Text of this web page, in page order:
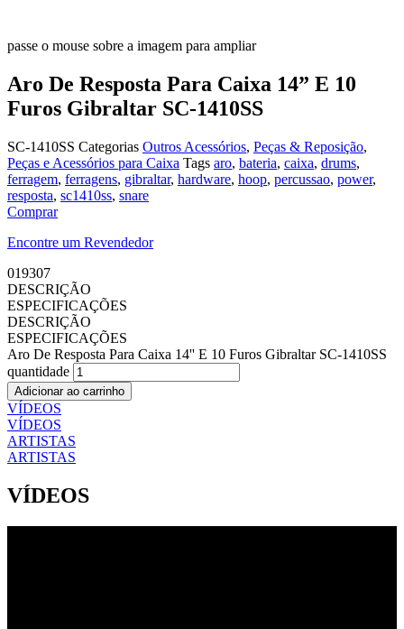
passe o mouse sobre a imagem para ampliar
Aro De Resposta Para Caixa 14” E 10
Furos Gibraltar SC-1410SS
SC-1410SS Categorias Outros Acessórios, Peças & Reposição,
Peças e Acessórios para Caixa Tags aro, bateria, caixa, drums,
ferragem, ferragens, gibraltar, hardware, hoop, percussao, power,
resposta, sc1410ss, snare
Comprar
Encontre um Revendedor
019307
DESCRIÇÃO
ESPECIFICAÇÕES
DESCRIÇÃO
ESPECIFICAÇÕES
Aro De Resposta Para Caixa 14'' E 10 Furos Gibraltar SC-1410SS
quantidade
Adicionar ao carrinho
VÍDEOS
VÍDEOS
ARTISTAS
ARTISTAS
VÍDEOS